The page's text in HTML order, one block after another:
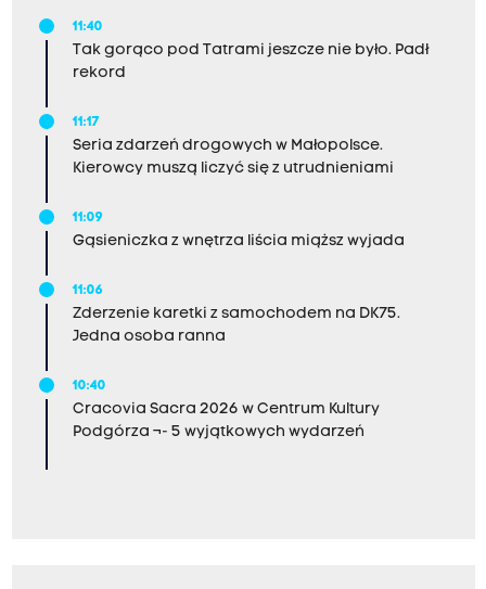
11:40
Tak gorąco pod Tatrami jeszcze nie było. Padł
rekord
11:17
Seria zdarzeń drogowych w Małopolsce.
Kierowcy muszą liczyć się z utrudnieniami
11:09
Gąsieniczka z wnętrza liścia miąższ wyjada
11:06
Zderzenie karetki z samochodem na DK75.
Jedna osoba ranna
10:40
Cracovia Sacra 2026 w Centrum Kultury
Podgórza ¬- 5 wyjątkowych wydarzeń